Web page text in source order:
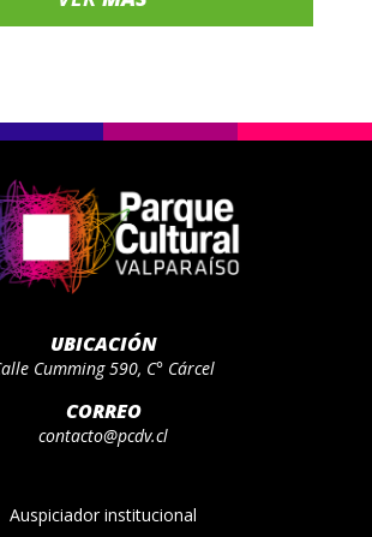
UBICACIÓN
Cumming 590, C° Cárcel
CORREO
contacto@pcdv.cl
Auspiciador institucional